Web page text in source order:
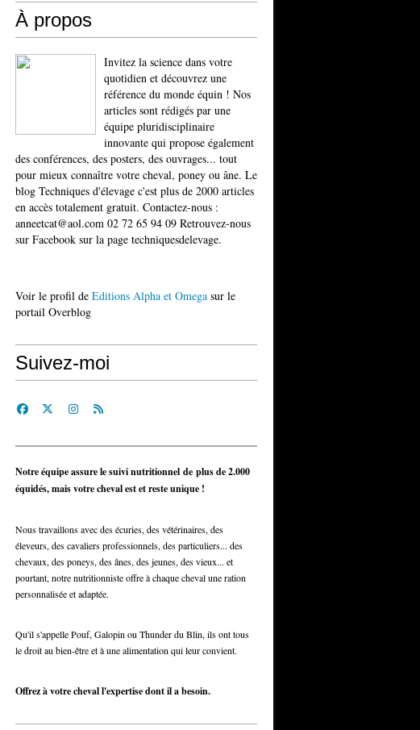
À propos
Invitez la science dans votre
quotidien et découvrez une
référence du monde équin ! Nos
articles sont rédigés par une
équipe pluridisciplinaire
innovante qui propose également
des conférences, des posters, des ouvrages... tout
pour mieux connaître votre cheval, poney ou âne. Le
blog Techniques d'élevage c'est plus de 2000 articles
en accès totalement gratuit. Contactez-nous :
anneetcat@aol.com 02 72 65 94 09 Retrouvez-nous
sur Facebook sur la page techniquesdelevage.
Voir le profil de Editions Alpha et Omega sur le
portail Overblog
Suivez-moi
Notre équipe assure le suivi nutritionnel de plus de 2.000
équidés, mais votre cheval est et reste unique !
Nous travaillons avec des écuries, des vétérinaires, des
éleveurs, des cavaliers professionnels, des particuliers... des
chevaux, des poneys, des ânes, des jeunes, des vieux... et
pourtant, notre nutritionniste offre à chaque cheval une ration
personnalisée et adaptée.
Qu'il s'appelle Pouf, Galopin ou Thunder du Blin, ils ont tous
le droit au bien-être et à une alimentation qui leur convient.
Offrez à votre cheval l'expertise dont il a besoin.